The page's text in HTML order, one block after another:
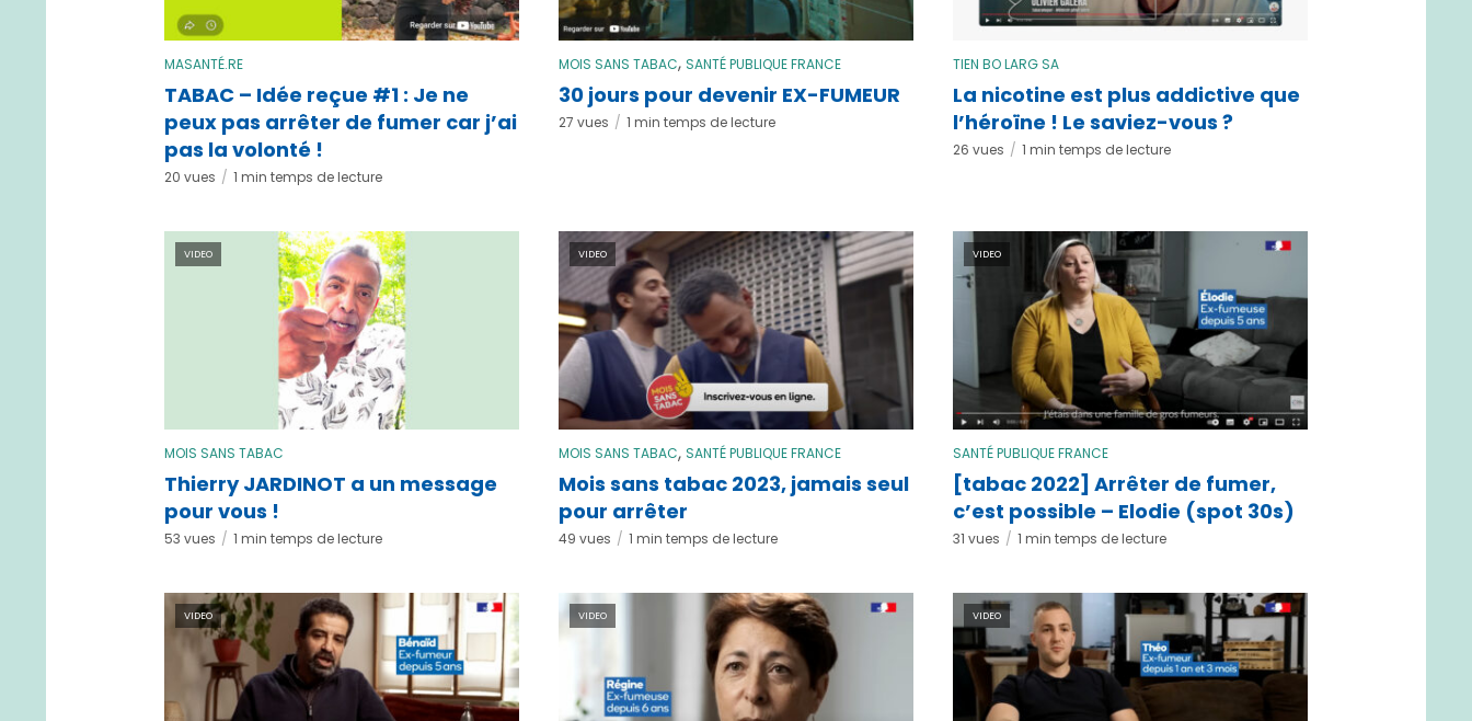
MASANTÉ.RE
TABAC – Idée reçue #1 : Je ne
peux pas arrêter de fumer car j’ai
pas la volonté !
20 vues 1 min temps de lecture
MOIS SANS TABAC, SANTÉ PUBLIQUE FRANCE
30 jours pour devenir EX-FUMEUR
27 vues 1 min temps de lecture
TIEN BO LARG SA
La nicotine est plus addictive que
l’héroïne ! Le saviez-vous ?
26 vues 1 min temps de lecture
VIDEO
MOIS SANS TABAC
Thierry JARDINOT a un message
pour vous !
53 vues 1 min temps de lecture
VIDEO
MOIS SANS TABAC, SANTÉ PUBLIQUE FRANCE
Mois sans tabac 2023, jamais seul
pour arrêter
49 vues 1 min temps de lecture
VIDEO
SANTÉ PUBLIQUE FRANCE
[tabac 2022] Arrêter de fumer,
c’est possible – Elodie (spot 30s)
31 vues 1 min temps de lecture
VIDEO VIDEO VIDEO